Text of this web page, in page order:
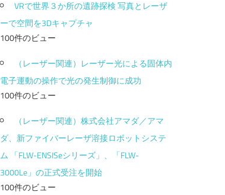
VRで世界３か所の遺跡探検 写真とレーザ
ーで空間を3Dキャプチャ
100件のビュー
（レーザー関連）レーザー光による固体内
電子運動の操作で光の発生制御に成功
100件のビュー
（レーザー関連）株式会社アマダ／アマ
ダ、新ファイバーレーザ溶接ロボットシステ
ム 「FLW-ENSISeシリーズ」、「FLW-
3000Le」の正式受注を開始
100件のビュー